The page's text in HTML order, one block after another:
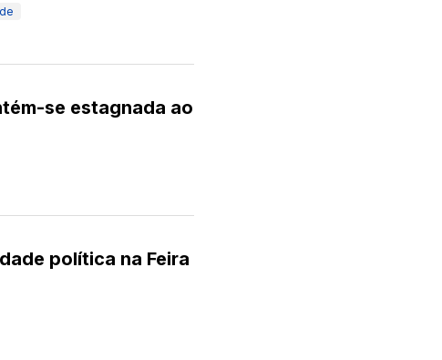
se estagnada ao
política na Feira